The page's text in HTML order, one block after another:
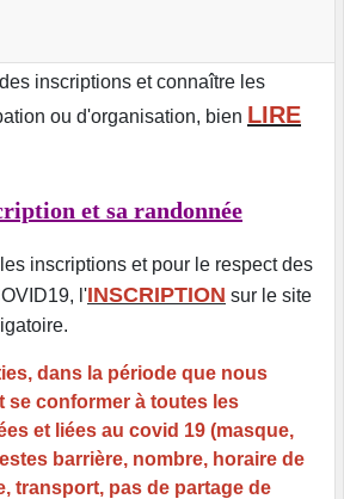
inscriptions et connaître les
ou d'organisation, bien LIRE
et sa randonnée
inscriptions et pour le respect des
l'INSCRIPTION sur le site
dans la période que nous
se conformer à toutes les
et liées au covid 19 (masque,
barrière, nombre, horaire de
transport, pas de partage de